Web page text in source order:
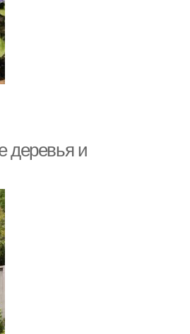
деревья и